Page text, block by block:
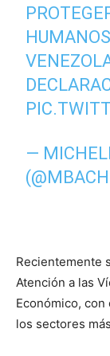
—
Recientemente
Atención a las
Económico,
los sectores